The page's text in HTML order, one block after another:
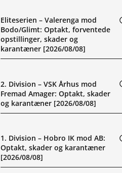
Eliteserien – Valerenga mod
Bodo/Glimt: Optakt, forventede
opstillinger, skader og
karantæner [2026/08/08]
2. Division – VSK Århus mod
Fremad Amager: Optakt, skader
og karantæner [2026/08/08]
1. Division – Hobro IK mod AB:
Optakt, skader og karantæner
[2026/08/08]